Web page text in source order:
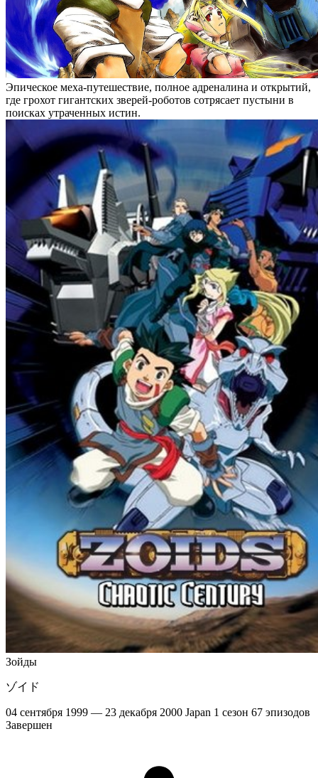
Эпическое меха-путешествие, полное адреналина и открытий,
где грохот гигантских зверей-роботов сотрясает пустыни в
поисках утраченных истин.
Зойды
ゾイド
04 сентября 1999 — 23 декабря 2000 Japan 1 сезон 67 эпизодов
Завершен